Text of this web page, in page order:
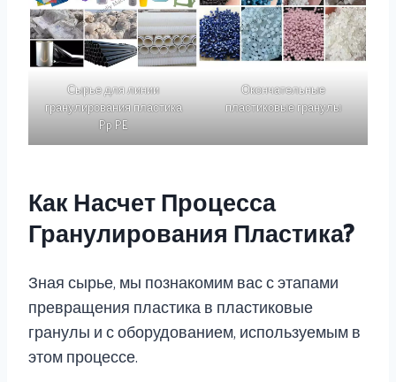
Сырье для линии
гранулирования пластика
Pp PE
Окончательные
пластиковые гранулы
Как Насчет Процесса
Гранулирования Пластика?
Зная сырье, мы познакомим вас с этапами
превращения пластика в пластиковые
гранулы и с оборудованием, используемым в
этом процессе.